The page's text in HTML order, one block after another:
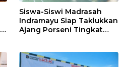
Siswa-Siswi Madrasah
Indramayu Siap Taklukkan
Ajang Porseni Tingkat